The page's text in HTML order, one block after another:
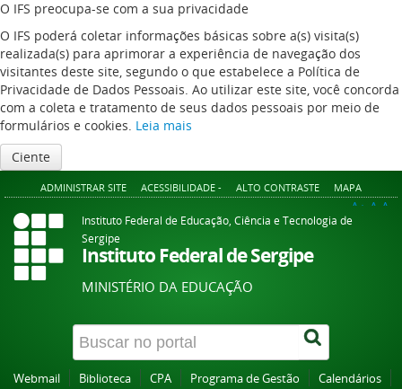
O IFS preocupa-se com a sua privacidade
O IFS poderá coletar informações básicas sobre a(s) visita(s)
realizada(s) para aprimorar a experiência de navegação dos
visitantes deste site, segundo o que estabelece a Política de
Privacidade de Dados Pessoais. Ao utilizar este site, você concorda
com a coleta e tratamento de seus dados pessoais por meio de
formulários e cookies. Leia mais
Ciente
ADMINISTRAR SITE ACESSIBILIDADE - ALTO CONTRASTE MAPA
A+ A A-
Instituto Federal de Educação, Ciência e Tecnologia de
Sergipe
Instituto Federal de Sergipe
MINISTÉRIO DA EDUCAÇÃO
Webmail Biblioteca CPA Programa de Gestão Calendários